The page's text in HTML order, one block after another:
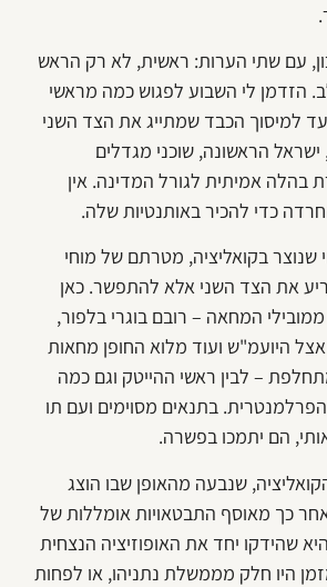
עם שתי הערות: ראשית, לא רק הראש
הזדמן לי השבוע לפגוש כמה מראשי
למיסוך הכבד שמתייג את הצד השני
ישראל הראשונה, שוכני מגדלים
בהלה אמיתית לגורל המדינה. אין
כדי להכיר באותנטיות שלה.
שנוצר בקואליציה, מטרתם של מוחי
את הצד השני אלא להתפשר. כאן
המחאה – רובם בוגרי בלפור,
היועמ"ש ועוד מלוא החופן מחאות
– לבין ראשי ההייטק וגם כמה
הפרלמנטרית. בתנאים מסוימים ועם תו
הם יתמכו בפשרה.
שנבעה מהאופן שבו הוצג
כך מאוסף התבטאויות אומללות של
שהידקו יחד את האופוזיציה הנצחית
היו חלק מממשלת נתניהו, או לפחות